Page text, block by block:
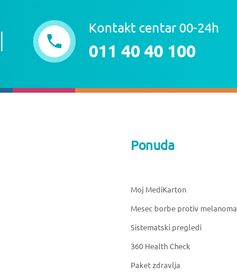
Kontakt centar 00-24h
011 40 40 100
Ponuda
Moj MediKarton
Mesec borbe protiv melanoma
Sistematski pregledi
360 Health Check
Paket zdravlja